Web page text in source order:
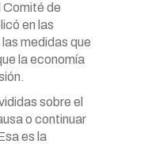
Comité de
en las
medidas que
la economía
sobre el
o continuar
es la